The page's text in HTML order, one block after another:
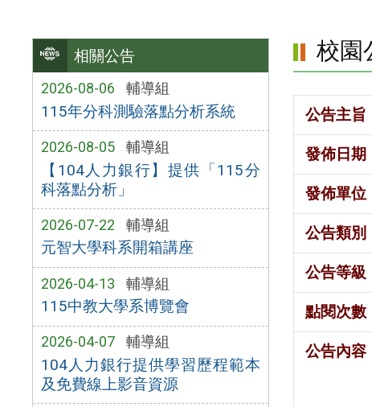
相關公告
2026-08-06 輔導組
115年分科測驗落點分析系統
2026-08-05 輔導組
【104人力銀行】提供「115分
科落點分析」
2026-07-22 輔導組
元智大學科系開箱講座
2026-04-13 輔導組
115中教大學系博覽會
2026-04-07 輔導組
104人力銀行提供學習歷程範本
及免費線上影音資源
校園
公告主旨
發佈日期
發佈單位
公告類別
公告等級
點閱次數
公告內容